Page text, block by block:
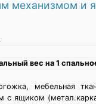
механизмом и
вес на 1
мебельная
с ящиком